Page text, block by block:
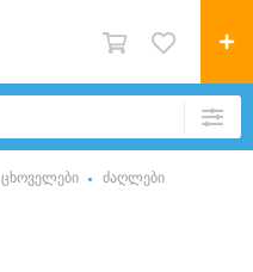
ცხოველები ძაღლები